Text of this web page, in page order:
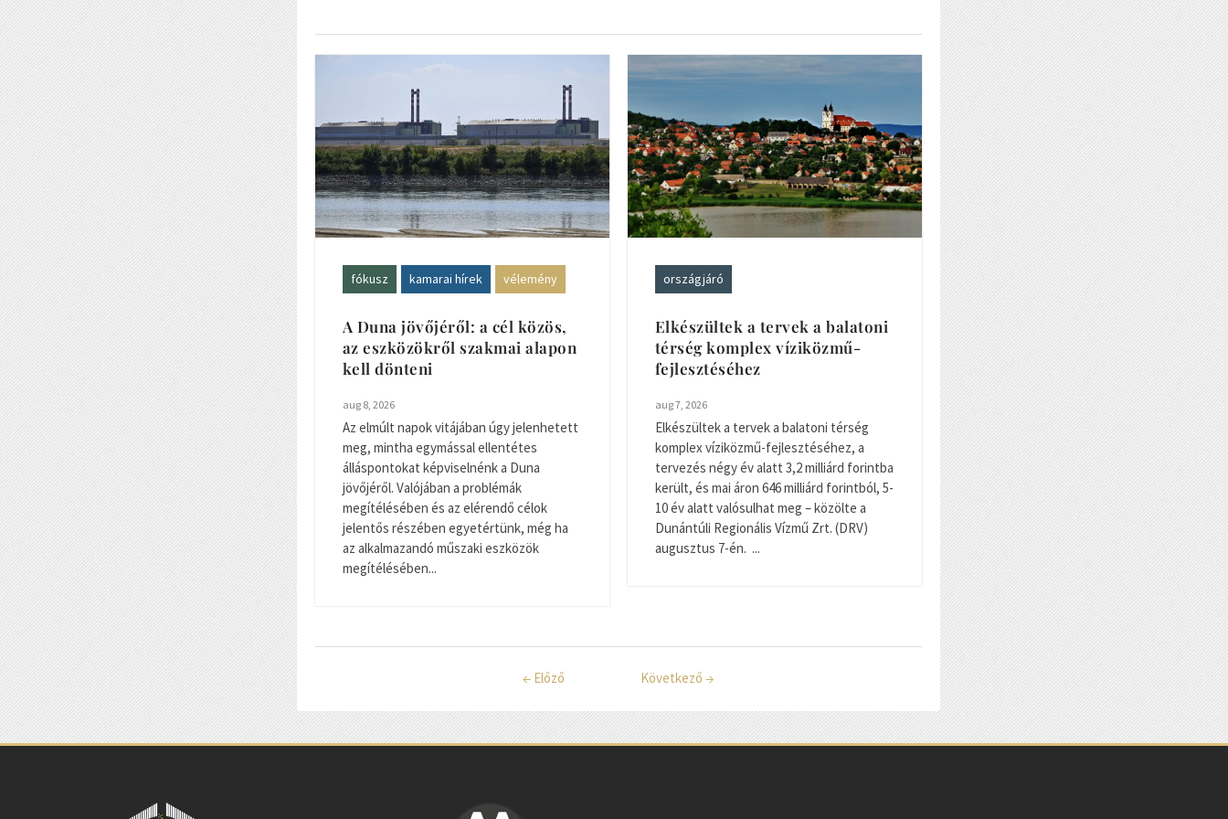
fókusz kamarai hírek vélemény
A Duna jövőjéről: a cél közös,
az eszközökről szakmai alapon
kell dönteni
aug 8, 2026
Az elmúlt napok vitájában úgy jelenhetett
meg, mintha egymással ellentétes
álláspontokat képviselnénk a Duna
jövőjéről. Valójában a problémák
megítélésében és az elérendő célok
jelentős részében egyetértünk, még ha
az alkalmazandó műszaki eszközök
megítélésében...
országjáró
Elkészültek a tervek a balatoni
térség komplex víziközmű-
fejlesztéséhez
aug 7, 2026
Elkészültek a tervek a balatoni térség
komplex víziközmű-fejlesztéséhez, a
tervezés négy év alatt 3,2 milliárd forintba
került, és mai áron 646 milliárd forintból, 5-
10 év alatt valósulhat meg – közölte a
Dunántúli Regionális Vízmű Zrt. (DRV)
augusztus 7-én. ...
← Előző Következő →